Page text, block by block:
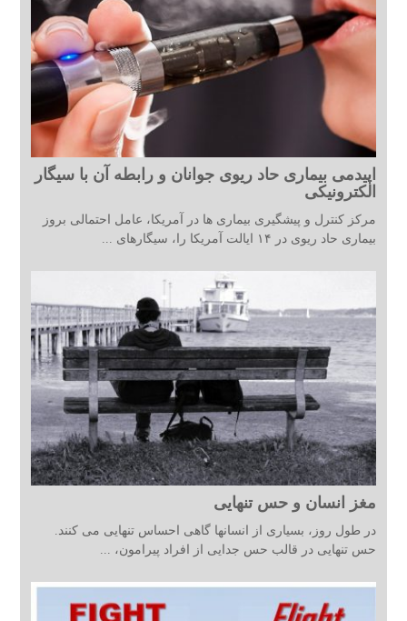
اپیدمی بیماری حاد ریوی جوانان و رابطه آن با سیگار
الکترونیکی
مرکز کنترل و پیشگیری بیماری ها در آمریکا، عامل احتمالی بروز
بیماری حاد ریوی در ۱۴ ایالت آمریکا را، سیگارهای ...
مغز انسان و حس تنهایی
در طول روز، بسیاری از انسانها گاهی احساس تنهایی می کنند.
حس تنهایی در قالب حس جدایی از افراد پیرامون، ...